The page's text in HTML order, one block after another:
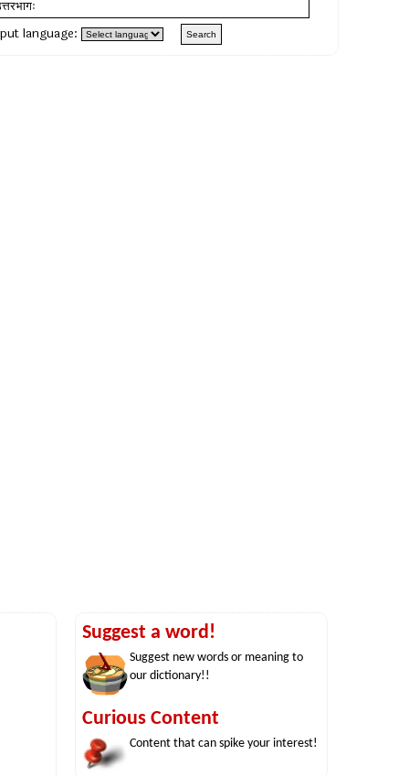
language:
Suggest a word!
Suggest new words or meaning to
our dictionary!!
Curious Content
Content that can spike your interest!